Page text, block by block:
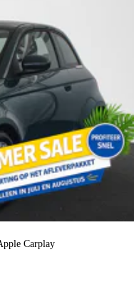
Carplay